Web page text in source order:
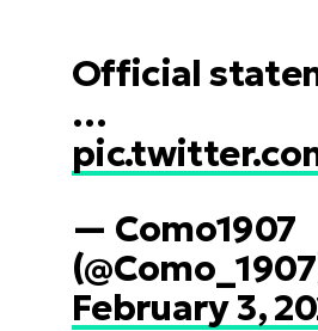
Official
…
— Como1907
February 3,